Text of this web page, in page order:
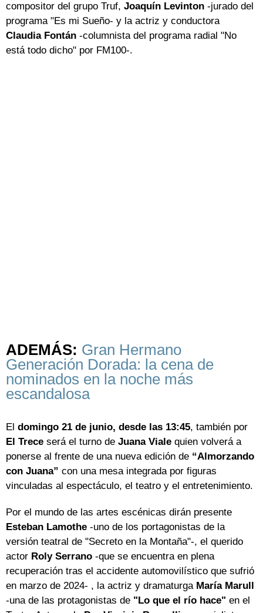
compositor del grupo Truf, Joaquín Levinton -jurado del
programa "Es mi Sueño- y la actriz y conductora
Claudia Fontán -columnista del programa radial "No
está todo dicho" por FM100-.
ADEMÁS: Gran Hermano
Generación Dorada: la cena de
nominados en la noche más
escandalosa
El domingo 21 de junio, desde las 13:45, también por
El Trece será el turno de Juana Viale quien volverá a
ponerse al frente de una nueva edición de “Almorzando
con Juana” con una mesa integrada por figuras
vinculadas al espectáculo, el teatro y el entretenimiento.
Por el mundo de las artes escénicas dirán presente
Esteban Lamothe -uno de los portagonistas de la
versión teatral de "Secreto en la Montaña"-, el querido
actor Roly Serrano -que se encuentra en plena
recuperación tras el accidente automovilístico que sufrió
en marzo de 2024- , la actriz y dramaturga María Marull
-una de las protagonistas de "Lo que el río hace" en el